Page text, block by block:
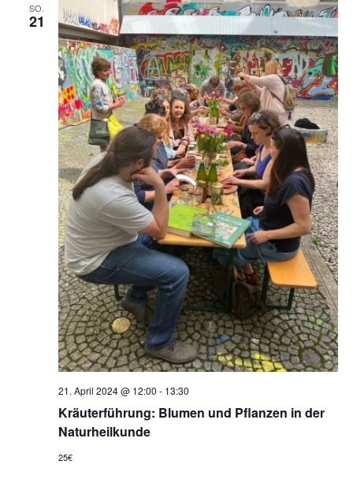
SO.
21
Kräuterführung: Blumen und Pflanzen in der
Naturheilkunde
21. April 2024 @ 12:00 - 13:30
25€